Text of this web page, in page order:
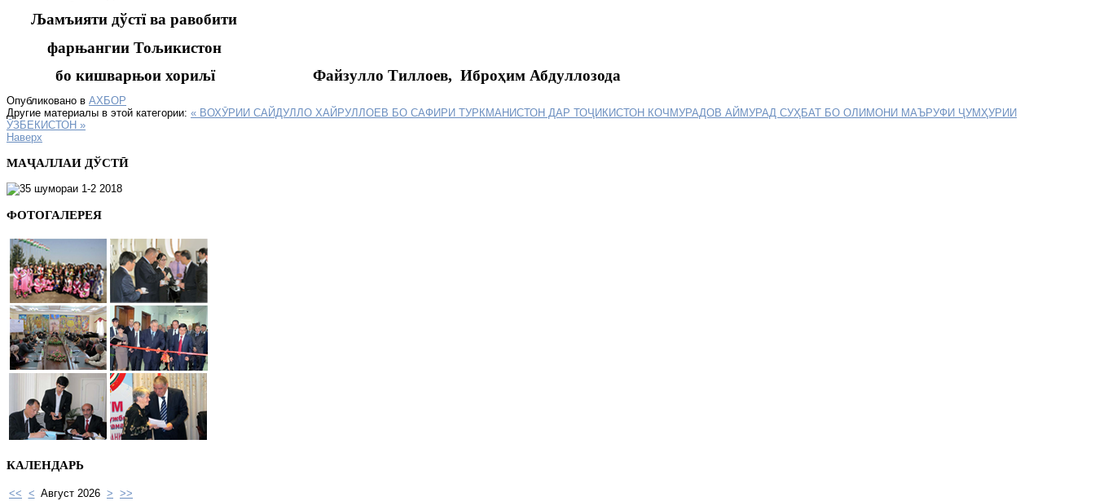
Љамъияти дўстї ва равобити
фарњангии Тољикистон
бо кишварњои хориљї Файзулло Тиллоев, Иброҳим Абдуллозода
Опубликовано в АХБОР
Другие материалы в этой категории: « ВОХӮРИИ САЙДУЛЛО ХАЙРУЛЛОЕВ БО САФИРИ ТУРКМАНИСТОН ДАР ТОҶИКИСТОН КОЧМУРАДОВ АЙМУРАД СУҲБАТ БО ОЛИМОНИ МАЪРУФИ ҶУМҲУРИИ
ӮЗБЕКИСТОН »
Наверх
МАҶАЛЛАИ ДЎСТӢ
ФОТОГАЛЕРЕЯ
КАЛЕНДАРЬ
<< < Август 2026 > >>